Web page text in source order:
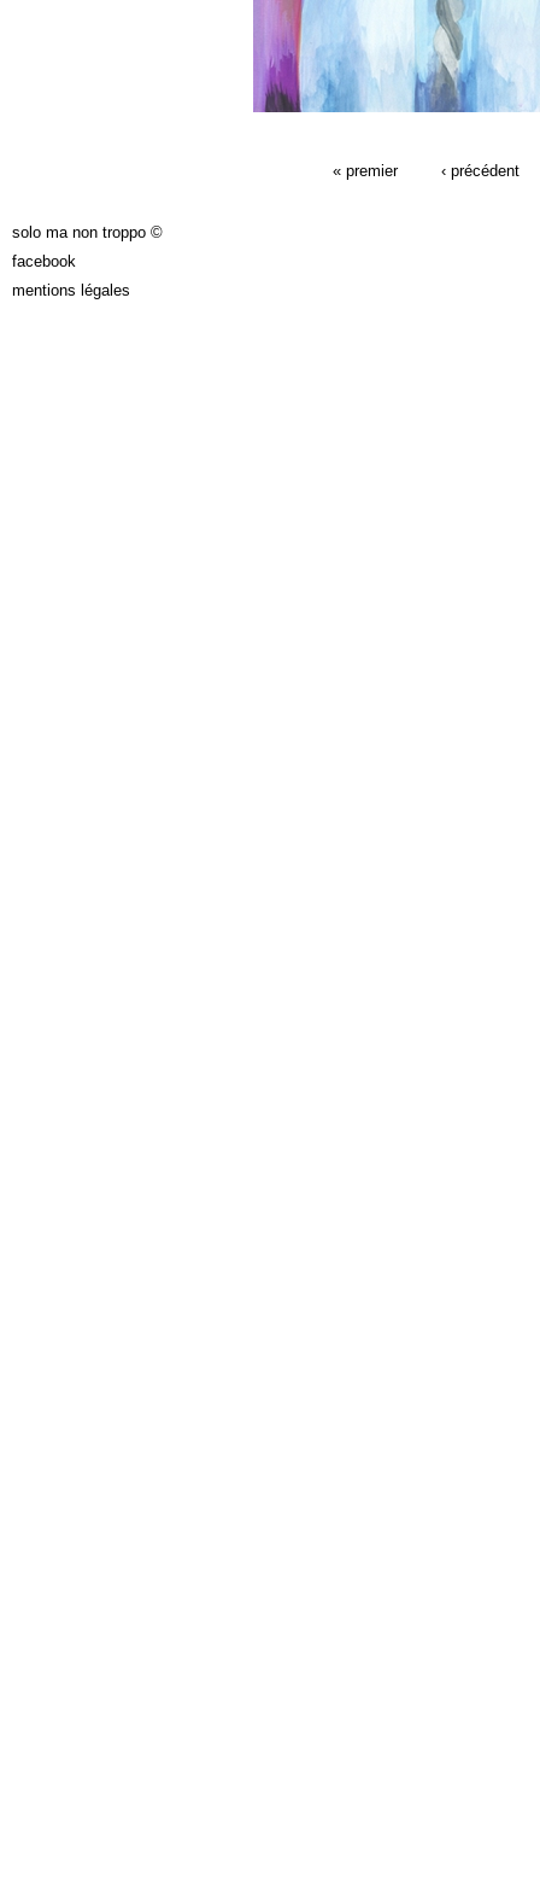
« premier ‹ précédent
solo ma non troppo ©
facebook
mentions légales